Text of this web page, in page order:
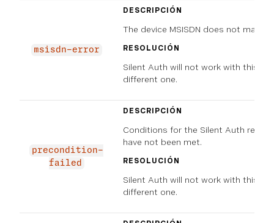
msisdn-error
DESCRIPCIÓN
The device MSISDN does not match.
RESOLUCIÓN
Silent Auth will not work with this
different one.
precondition-
failed
DESCRIPCIÓN
Conditions for the Silent Auth
have not been met.
RESOLUCIÓN
Silent Auth will not work with this
different one.